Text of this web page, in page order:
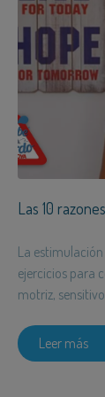
Las 10
La
ejercicios para
motriz, sensitivo
Leer más